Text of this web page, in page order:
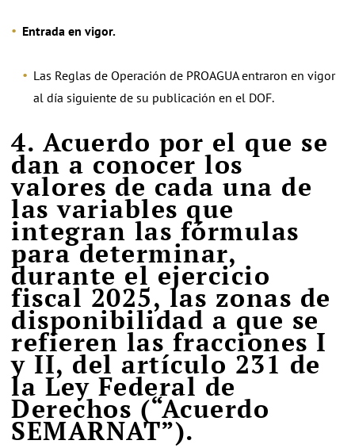
Entrada en vigor.
Las Reglas de Operación de PROAGUA entraron en vigor
al día siguiente de su publicación en el DOF.
4. Acuerdo por el que se
dan a conocer los
valores de cada una de
las variables que
integran las fórmulas
para determinar,
durante el ejercicio
fiscal 2025, las zonas de
disponibilidad a que se
refieren las fracciones I
y II, del artículo 231 de
la Ley Federal de
Derechos (“Acuerdo
SEMARNAT”).